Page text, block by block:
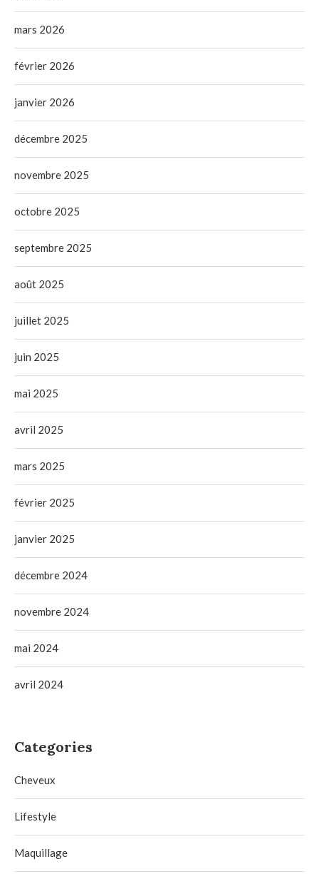
mars 2026
février 2026
janvier 2026
décembre 2025
novembre 2025
octobre 2025
septembre 2025
août 2025
juillet 2025
juin 2025
mai 2025
avril 2025
mars 2025
février 2025
janvier 2025
décembre 2024
novembre 2024
mai 2024
avril 2024
Categories
Cheveux
Lifestyle
Maquillage